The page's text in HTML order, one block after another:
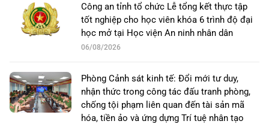
Công an tỉnh tổ chức Lễ tổng kết thực tập
tốt nghiệp cho học viên khóa 6 trình độ đại
học mở tại Học viện An ninh nhân dân
06/08/2026
Phòng Cảnh sát kinh tế: Đổi mới tư duy,
nhận thức trong công tác đấu tranh phòng,
chống tội phạm liên quan đến tài sản mã
hóa, tiền ảo và ứng dựng Trí tuệ nhân tạo